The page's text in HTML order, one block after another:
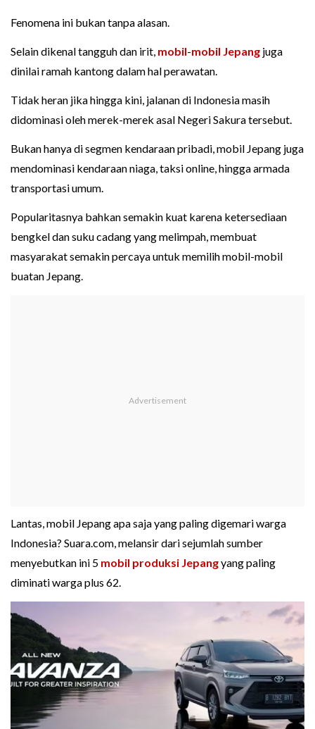
Fenomena ini bukan tanpa alasan.
Selain dikenal tangguh dan irit, mobil-mobil Jepang juga
dinilai ramah kantong dalam hal perawatan.
Tidak heran jika hingga kini, jalanan di Indonesia masih
didominasi oleh merek-merek asal Negeri Sakura tersebut.
Bukan hanya di segmen kendaraan pribadi, mobil Jepang juga
mendominasi kendaraan niaga, taksi online, hingga armada
transportasi umum.
Popularitasnya bahkan semakin kuat karena ketersediaan
bengkel dan suku cadang yang melimpah, membuat
masyarakat semakin percaya untuk memilih mobil-mobil
buatan Jepang.
Lantas, mobil Jepang apa saja yang paling digemari warga
Indonesia? Suara.com, melansir dari sejumlah sumber
menyebutkan ini 5 mobil produksi Jepangyang paling
diminati warga plus 62.